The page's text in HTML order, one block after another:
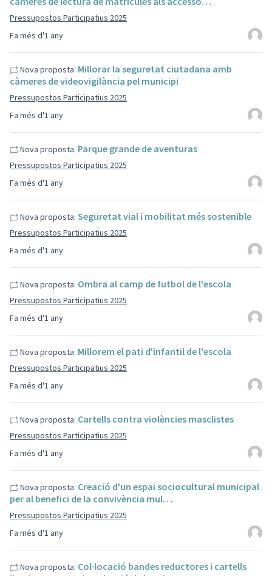
Fa més d'1 any
Pressupostos Participatius 2025
Fa més d'1 any
Nova proposta: Millorar la seguretat ciutadana amb
càmeres de videovigilància pel municipi
Pressupostos Participatius 2025
Fa més d'1 any
Nova proposta: Parque grande de aventuras
Pressupostos Participatius 2025
Fa més d'1 any
Nova proposta: Seguretat vial i mobilitat més sostenible
Pressupostos Participatius 2025
Fa més d'1 any
Nova proposta: Ombra al camp de futbol de l'escola
Pressupostos Participatius 2025
Fa més d'1 any
Nova proposta: Millorem el pati d'infantil de l'escola
Pressupostos Participatius 2025
Fa més d'1 any
Nova proposta: Cartells contra violències masclistes
Pressupostos Participatius 2025
Fa més d'1 any
Nova proposta: Creació d'un espai sociocultural municipal
per al benefici de la convivència mul…
Pressupostos Participatius 2025
Nova proposta: Col·locació bandes reductores i cartells